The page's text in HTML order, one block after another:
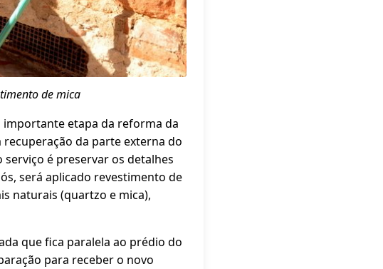
de mica
importante etapa da reforma da
recuperação da parte externa do
é preservar os detalhes
será aplicado revestimento de
naturais (quartzo e mica),
que fica paralela ao prédio do
para receber o novo